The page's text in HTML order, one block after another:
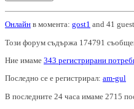
Онлайн в момента: gost1 and 41
Този форум съдържа 174791
Ние имаме 343 регистрирани
Последно се е регистрирал: am-gul
В последните 24 часа имаме 2715